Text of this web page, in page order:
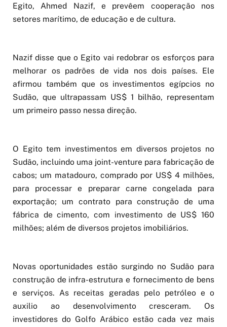
Egito, Ahmed Nazif, e prevêem cooperação nos
setores marítimo, de educação e de cultura.
Nazif disse que o Egito vai redobrar os esforços para
melhorar os padrões de vida nos dois países. Ele
afirmou também que os investimentos egípcios no
Sudão, que ultrapassam US$ 1 bilhão, representam
um primeiro passo nessa direção.
O Egito tem investimentos em diversos projetos no
Sudão, incluindo uma joint-venture para fabricação de
cabos; um matadouro, comprado por US$ 4 milhões,
para processar e preparar carne congelada para
exportação; um contrato para construção de uma
fábrica de cimento, com investimento de US$ 160
milhões; além de diversos projetos imobiliários.
Novas oportunidades estão surgindo no Sudão para
construção de infra-estrutura e fornecimento de bens
e serviços. As receitas geradas pelo petróleo e o
auxilio ao desenvolvimento cresceram. Os
investidores do Golfo Arábico estão cada vez mais